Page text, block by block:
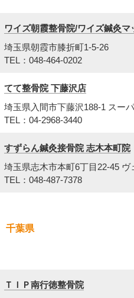
ワイズ朝霞整骨院/ワイズ鍼灸マ
埼玉県朝霞市膝折町1-5-26
TEL：048-464-0202
てて整骨院 下藤沢店
埼玉県入間市下藤沢188-1 スー
TEL：04-2968-3440
すずらん鍼灸接骨院 志木本町院
埼玉県志木市本町6丁目22-45 ヴ
TEL：048-487-7378
千葉県
ＴＩＰ南行徳整骨院